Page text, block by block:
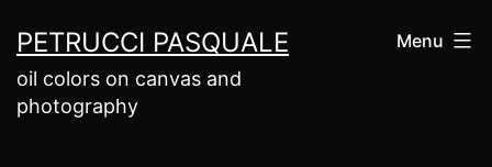
contenuto
PETRUCCI PASQUALE
oil colors on canvas and
photography
Menu